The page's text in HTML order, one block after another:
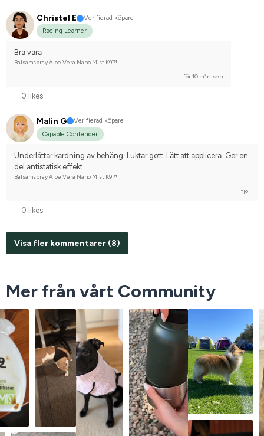
Christel E
Verifierad köpare
Racing Learner
Bra vara
Balsamspray Aloe Vera Nano Mist K9™
för 10 mån. sen
0 likes
Malin G
Verifierad köpare
Capable Contender
Underlättar kardning av behäng. Luktar gott. Lätt att applicera. Ger en
del antistatisk effekt.
Balsamspray Aloe Vera Nano Mist K9™
i fjol
0 likes
Visa fler kommentarer (8)
Mer från vårt Community